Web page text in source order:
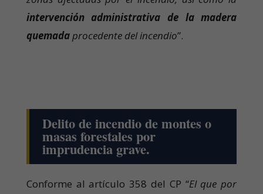
intervención administrativa de la madera
quemadaprocedente del incendio”.
Delito de incendio de montes o
masas forestales por
imprudencia grave.
Conforme al artículo 358 del CP “El que por